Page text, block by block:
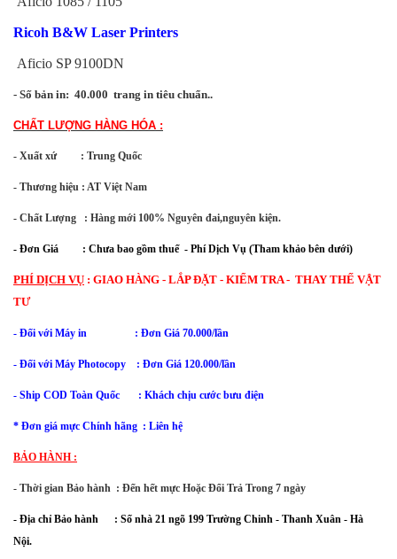
Ricoh B&W Laser Printers
Aficio SP 9100DN
- Số bản in: 40.000 trang in tiêu chuẩn..
CHẤT LƯỢNG HÀNG HÓA :
- Xuất xứ : Trung Quốc
- Thương hiệu : AT Việt Nam
- Chất Lượng : Hàng mới 100% Nguyên đai,nguyên kiện.
- Đơn Giá         : Chưa bao gồm thuế  - Phí Dịch Vụ (Tham khảo bên dưới)
PHÍ DỊCH VỤ : GIAO HÀNG - LẮP ĐẶT - KIỂM TRA - THAY THẾ VẬT
TƯ
- Đối với Máy in : Đơn Giá 70.000/lần
- Đối với Máy Photocopy : Đơn Giá 120.000/lần
- Ship COD Toàn Quốc : Khách chịu cước bưu điện
* Đơn giá mực Chính hãng : Liên hệ
BẢO HÀNH :
- Thời gian Bảo hành : Đến hết mực Hoặc Đổi Trả Trong 7 ngày
- Địa chỉ Bảo hành : Số nhà 21 ngõ 199 Trường Chinh - Thanh Xuân - Hà
Nội.